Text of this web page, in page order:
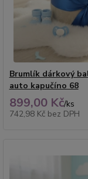
Brumlík dárkový
auto kapučíno 68
899,00 Kč/ks
742,98 Kč bez DPH